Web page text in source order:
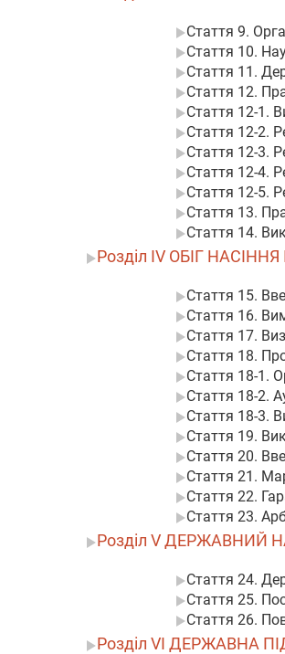
Стаття 9.
Стаття 10.
Стаття 11.
Стаття 12.
Стаття 12-1.
Стаття 12-2.
Стаття 12-3.
Стаття 12-4.
Стаття 12-5.
Стаття 13.
Стаття 14.
Розділ IV ОБІГ
Стаття 15.
Стаття 16.
Стаття 17.
Стаття 18.
Стаття 18-1.
Стаття 18-2.
Стаття 18-3.
Стаття 19.
Стаття 20.
Стаття 21.
Стаття 22.
Стаття 23.
Розділ V ДЕРЖАВНИЙ
Стаття 24.
Стаття 25.
Стаття 26.
Розділ VI ДЕРЖАВНА